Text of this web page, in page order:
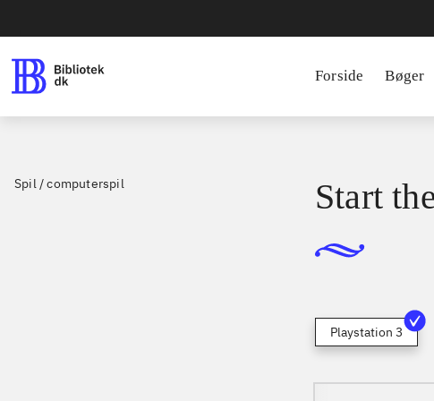
Forside Bøger
Spil / computerspil Start
Playstation 3